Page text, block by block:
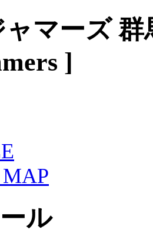
マーズ
]
MAP
ル